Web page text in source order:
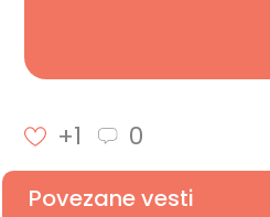
+1 0
Povezane vesti